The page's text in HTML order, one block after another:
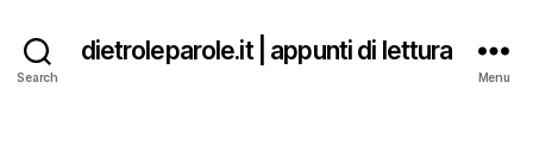
Search
dietroleparole.it | appunti di lettura
Menu